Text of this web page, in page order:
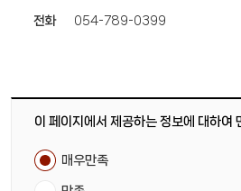
전화 054-789-0399
이 페이지에서 제공하는 정보에 대하여
매우만족